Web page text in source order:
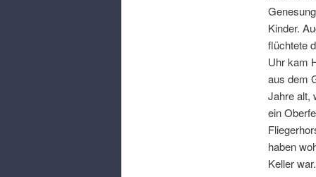
Kinder.
flüchtete
Uhr kam
aus dem
Jahre alt,
ein
haben
Keller war